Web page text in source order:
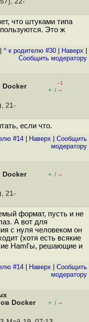
что штуками типа
Это ж
^ к родителю #30 Наверх
Cообщить модератору
Docker
–1
+ / –
21-
если что.
#14 Наверх
Cообщить
модератору
Docker
+ / –
21-
формат, пусть и не
А вот для
с нуля человеком он
(хотя есть всякие
Haml'ы, решающие и
#14 Наверх
Cообщить
модератору
Docker
+ / –